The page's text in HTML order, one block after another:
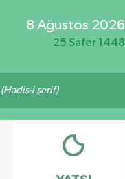
8 Ağustos 2026
25 Safer 1448
i şerif)